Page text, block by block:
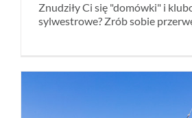
Znudziły Ci się "domówki" i
sylwestrowe? Zrób sobie